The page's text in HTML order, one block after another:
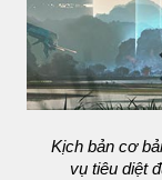
Kịch bản cơ
vụ tiêu diệt